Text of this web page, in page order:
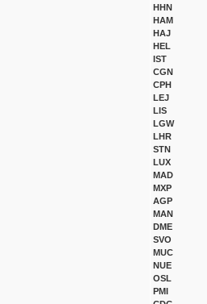
HHN
HAM
HAJ
HEL
IST
CGN
CPH
LEJ
LIS
LGW
LHR
STN
LUX
MAD
MXP
AGP
MAN
DME
SVO
MUC
NUE
OSL
PMI